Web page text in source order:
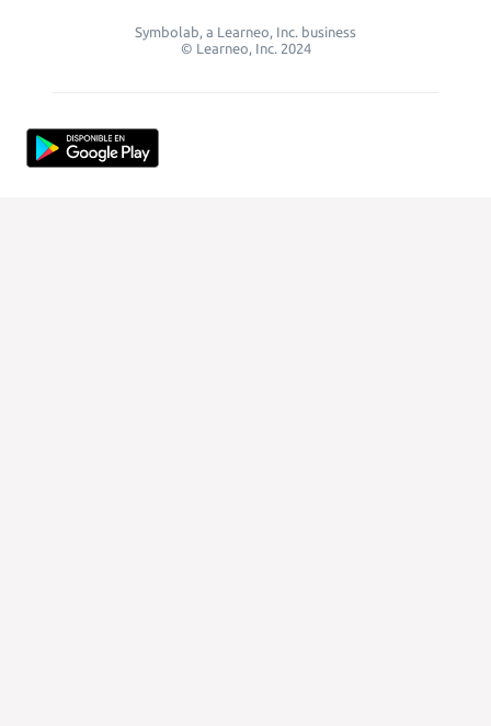
Symbolab, a Learneo, Inc. business
© Learneo, Inc. 2024